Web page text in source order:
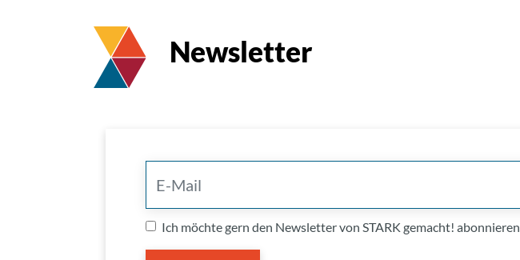
Newsletter
Ich möchte gern den Newsletter von STARK gemacht! abonnieren